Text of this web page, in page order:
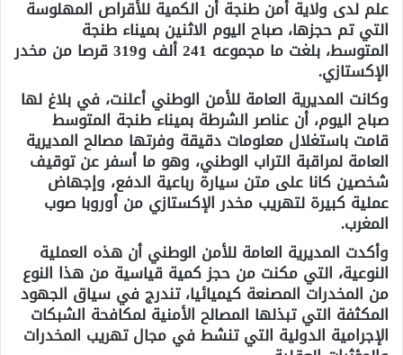
علم لدى ولاية أمن طنجة أن الكمية للأقراص المهلوسة
التي تم حجزها، صباح اليوم الاثنين بميناء طنجة
المتوسط، بلغت ما مجموعه 241 ألف و319 قرصا من مخدر
الإكستازي.
وكانت المديرية العامة للأمن الوطني أعلنت، في بلاغ لها
صباح اليوم، أن عناصر الشرطة بميناء طنجة المتوسط
قامت باستغلال معلومات دقيقة وفرتها مصالح المديرية
العامة لمراقبة التراب الوطني، وهو ما أسفر عن توقيف
شخصين كانا على متن سيارة رباعية الدفع، وإجهاض
عملية كبيرة لتهريب مخدر الإكستازي من أوروبا صوب
المغرب.
وأكدت المديرية العامة للأمن الوطني أن هذه العملية
النوعية، التي مكنت من حجز كمية قياسية من هذا النوع
من المخدرات المصنعة كيميائيا، تندرج في سياق الجهود
المكثفة التي تبذلها المصالح الأمنية لمكافحة الشبكات
الإجرامية الدولية التي تنشط في مجال تهريب المخدرات